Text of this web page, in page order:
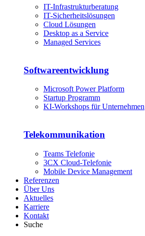
IT-Infrastrukturberatung
IT-Sicherheitslösungen
Cloud Lösungen
Desktop as a Service
Managed Services
Softwareentwicklung
Microsoft Power Platform
Startup Programm
KI-Workshops für Unternehmen
Telekommunikation
Teams Telefonie
3CX Cloud-Telefonie
Mobile Device Management
Referenzen
Über Uns
Aktuelles
Karriere
Kontakt
Suche